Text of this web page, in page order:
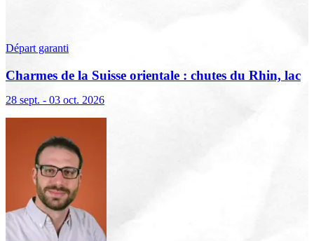
Départ garanti
Charmes de la Suisse orientale : chutes du Rhin, lac
28 sept. - 03 oct. 2026